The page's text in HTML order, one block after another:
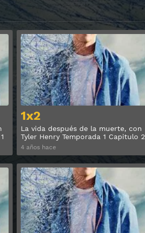
Ver
1x2
La vida después de la muerte, con
Tyler Henry Temporada 1 Capitulo 2
4 años hace
Ver